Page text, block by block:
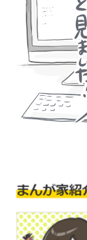
いぬ部